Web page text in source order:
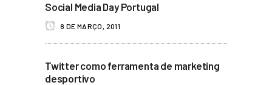
Social Media Day Portugal
8 DE MARÇO, 2011
Twitter como ferramenta de marketing
desportivo